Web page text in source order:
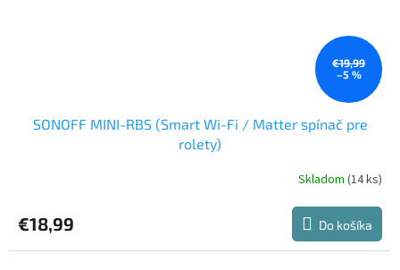
€19,99
–5 %
SONOFF MINI-RBS (Smart Wi-Fi / Matter spínač pre
rolety)
Skladom (14 ks)
€18,99 Do košíka